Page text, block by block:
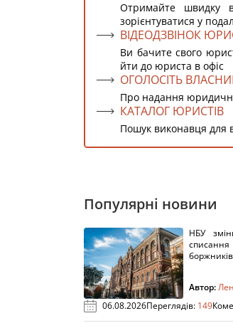
Отримайте швидку
зорієнтуватися у
ВІДЕОДЗВІНОК
Ви бачите свого
йти до юриста в офіс
ОГОЛОСІТЬ
Про надання
КАТАЛОГ ЮРИСТІВ
Пошук виконавця для
Популярні новини
НБУ
боржників
Автор:
06.08.2026Переглядів: 149